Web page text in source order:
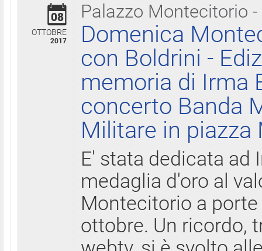
Palazzo Montecitorio
08
OTTOBRE
2017
Domenica
con Boldrini -
memoria di Irma
concerto Banda
Militare in
E' stata dedicata ad
medaglia d'oro al
Montecitorio a
ottobre. Un ricordo,